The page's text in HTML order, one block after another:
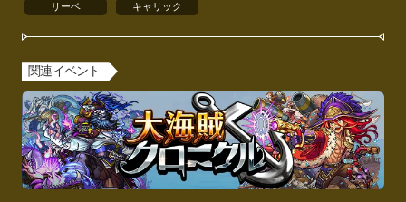
リーベ キャリック
関連イベント